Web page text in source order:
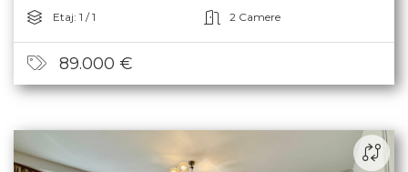
Etaj: 1 / 1 2 Camere
89.000 €